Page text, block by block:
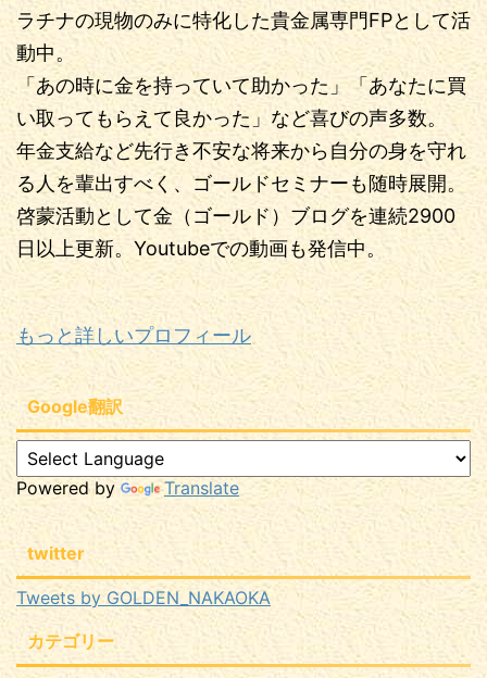
ラチナの現物のみに特化した貴金属専門FPとして活
動中。
「あの時に金を持っていて助かった」「あなたに買
い取ってもらえて良かった」など喜びの声多数。
年金支給など先行き不安な将来から自分の身を守れ
る人を輩出すべく、ゴールドセミナーも随時展開。
啓蒙活動として金（ゴールド）ブログを連続2900
日以上更新。Youtubeでの動画も発信中。
もっと詳しいプロフィール
Google翻訳
Powered by Translate
twitter
Tweets by GOLDEN_NAKAOKA
カテゴリー